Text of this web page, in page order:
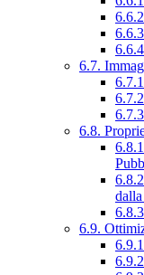
6.7.
6.8.
6.9.